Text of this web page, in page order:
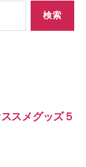
スメグッズ５